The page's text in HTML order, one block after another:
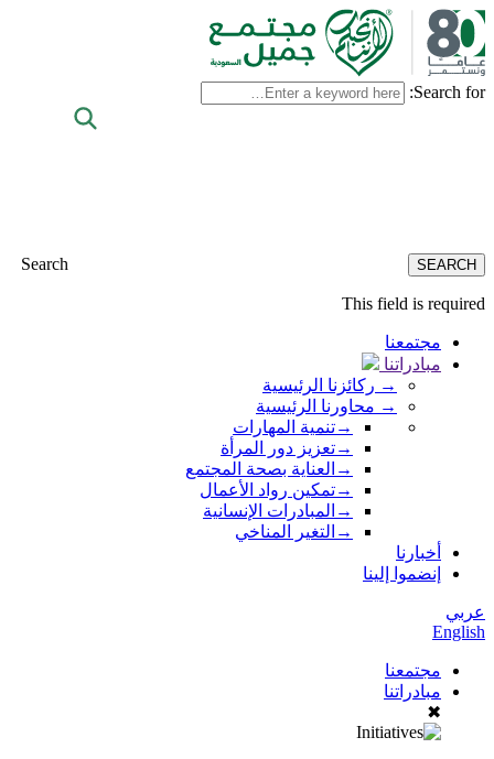
Search for:
Search
This field is required
مجتمعنا
مبادراتنا
→ ركائزنا الرئيسية
→ محاورنا الرئيسية
→تنمية المهارات
→تعزيز دور المرأة
→ العناية بصحة المجتمع
→تمكين رواد الأعمال
→ المبادرات الإنسانية
→ التغير المناخي
أخبارنا
إنضموا إلينا
عربي
English
مجتمعنا
مبادراتنا
✖